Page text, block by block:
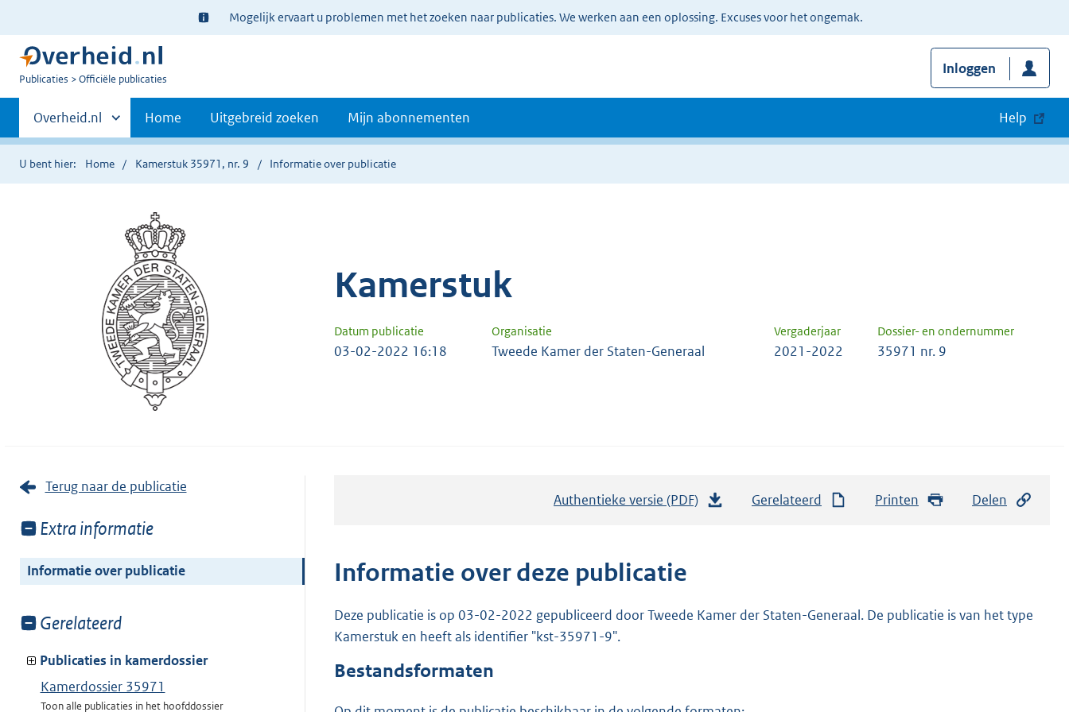
Ter
informatie:
Mogelijk ervaart u problemen met het zoeken naar publicaties. We werken aan een oplossing. Excuses voor het ongemak.
U
Publicaties Officiële publicaties
Inloggen
Primaire
navigatie
Andere
sites
binnen
Overheid.nl Home Uitgebreid zoeken Mijn abonnementen Help
U bent hier: Home Kamerstuk 35971, nr. 9 Informatie over publicatie
Kamerstuk
Datum publicatie Organisatie Vergaderjaar Dossier- en ondernummer
03-02-2022 16:18 Tweede Kamer der Staten-Generaal 2021-2022 35971 nr. 9
Terug naar de publicatie
Toon
van:
Extra informatie
Informatie over publicatie
Toon
van:
Gerelateerd
Publicaties in kamerdossier
Kamerdossier 35971
Toon alle publicaties in het hoofddossier
Authentieke versie (PDF)
n
Gerelateerd Printen Delen
Informatie over deze publicatie
Deze publicatie is op 03-02-2022 gepubliceerd door Tweede Kamer der Staten-Generaal. De publicatie is van het type
Kamerstuk en heeft als identifier "kst-35971-9".
Bestandsformaten